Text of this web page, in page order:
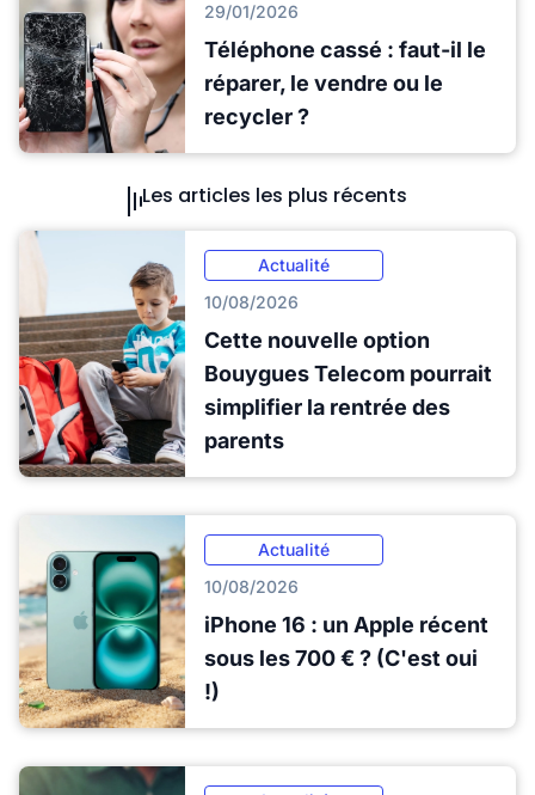
29/01/2026
Téléphone cassé : faut-il le
réparer, le vendre ou le
recycler ?
Les articles les plus récents
Actualité
10/08/2026
Cette nouvelle option
Bouygues Telecom pourrait
simplifier la rentrée des
parents
Actualité
10/08/2026
iPhone 16 : un Apple récent
sous les 700 € ? (C'est oui
!)